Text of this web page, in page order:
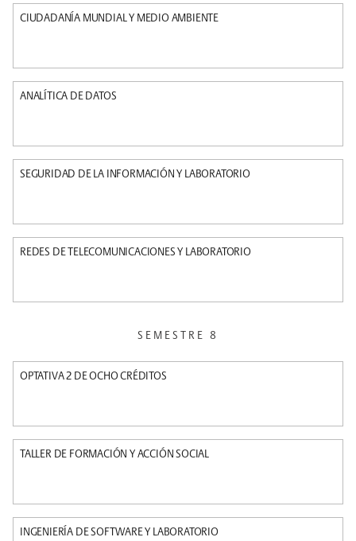
CIUDADANÍA MUNDIAL Y MEDIO AMBIENTE
ANALÍTICA DE DATOS
SEGURIDAD DE LA INFORMACIÓN Y LABORATORIO
REDES DE TELECOMUNICACIONES Y LABORATORIO
SEMESTRE 8
OPTATIVA 2 DE OCHO CRÉDITOS
TALLER DE FORMACIÓN Y ACCIÓN SOCIAL
INGENIERÍA DE SOFTWARE Y LABORATORIO